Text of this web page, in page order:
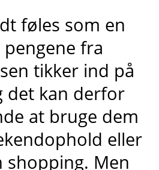
føles som en
fra
tikker ind på
det kan derfor
at bruge dem
eller
shopping. Men